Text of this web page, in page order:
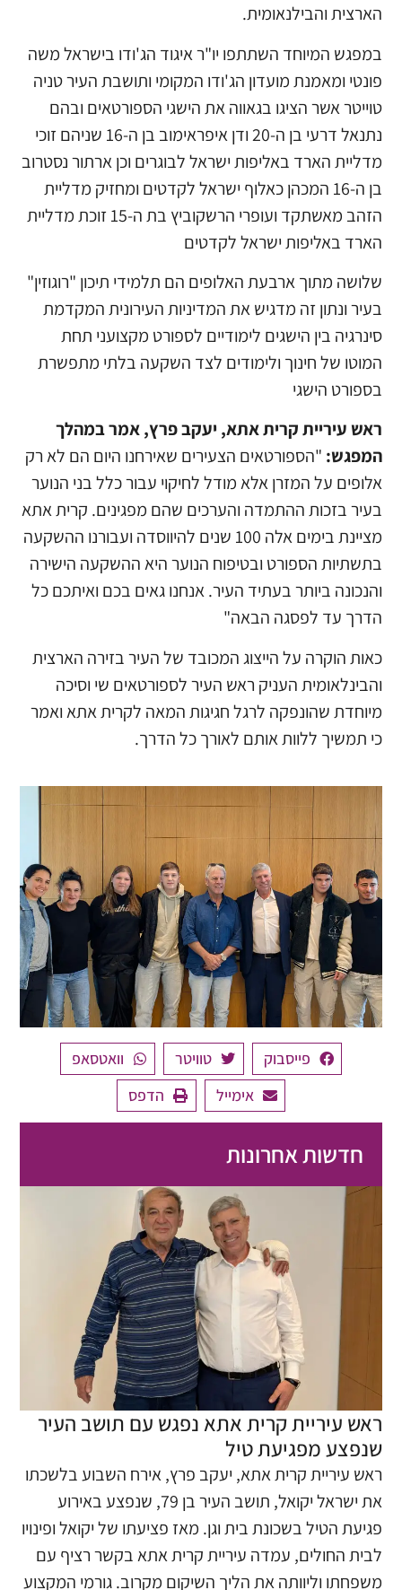
הארצית והבילנאומית.
במפגש המיוחד השתתפו יו"ר איגוד הג'ודו בישראל משה
פונטי ומאמנת מועדון הג'ודו המקומי ותושבת העיר טניה
טוייטר אשר הציגו בגאווה את הישגי הספורטאים ובהם
נתנאל דרעי בן ה-20 ודן איפראימוב בן ה-16 שניהם זוכי
מדליית הארד באליפות ישראל לבוגרים וכן ארתור נסטרוב
בן ה-16 המכהן כאלוף ישראל לקדטים ומחזיק מדליית
הזהב מאשתקד ועופרי הרשקוביץ בת ה-15 זוכת מדליית
הארד באליפות ישראל לקדטים
שלושה מתוך ארבעת האלופים הם תלמידי תיכון "רוגוזין"
בעיר ונתון זה מדגיש את המדיניות העירונית המקדמת
סינרגיה בין הישגים לימודיים לספורט מקצועני תחת
המוטו של חינוך ולימודים לצד השקעה בלתי מתפשרת
בספורט הישגי
ראש עיריית קרית אתא, יעקב פרץ, אמר במהלך
המפגש: "הספורטאים הצעירים שאירחנו היום הם לא רק
אלופים על המזרן אלא מודל לחיקוי עבור כלל בני הנוער
בעיר בזכות ההתמדה והערכים שהם מפגינים. קרית אתא
מציינת בימים אלה 100 שנים להיווסדה ועבורנו ההשקעה
בתשתיות הספורט ובטיפוח הנוער היא ההשקעה הישירה
והנכונה ביותר בעתיד העיר. אנחנו גאים בכם ואיתכם כל
הדרך עד לפסגה הבאה"
כאות הוקרה על הייצוג המכובד של העיר בזירה הארצית
והבינלאומית העניק ראש העיר לספורטאים שי וסיכה
מיוחדת שהונפקה לרגל חגיגות המאה לקרית אתא ואמר
כי תמשיך ללוות אותם לאורך כל הדרך.
פייסבוק טוויטר
וואטסאפ
אימייל
הדפס
חדשות אחרונות
ראש עיריית קרית אתא נפגש עם תושב העיר
שנפצע מפגיעת טיל
​ראש עיריית קרית אתא, יעקב פרץ, אירח השבוע בלשכתו
את ישראל יקואל, תושב העיר בן 79, שנפצע באירוע
פגיעת הטיל בשכונת בית וגן. ​מאז פציעתו של יקואל ופינויו
לבית החולים, עמדה עיריית קרית אתא בקשר רציף עם
משפחתו וליוותה את הליך השיקום מקרוב. גורמי המקצוע